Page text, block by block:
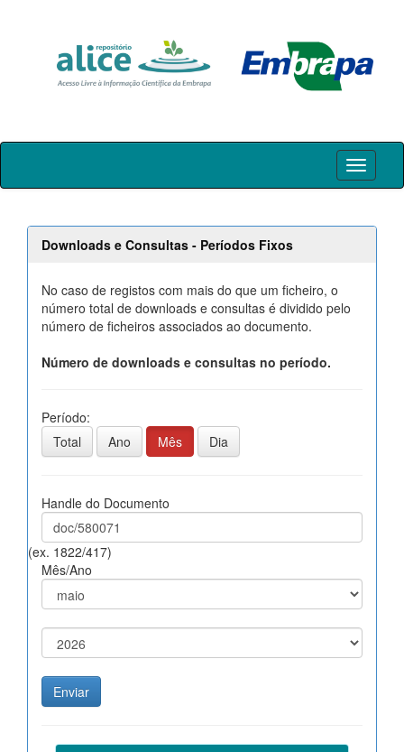
Skip
Downloads e Consultas - Períodos Fixos
No caso de registos com mais do que um ficheiro, o
número total de downloads e consultas é dividido pelo
número de ficheiros associados ao documento.
Número de downloads e consultas no período.
Período:
Total
Ano Mês Dia
Handle do Documento
(ex. 1822/417)
Mês/Ano